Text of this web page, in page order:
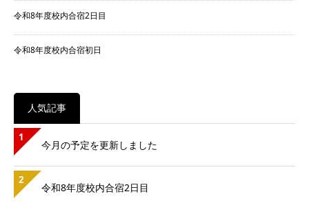
令和8年度校内合宿2日目
令和8年度校内合宿初日
人気記事
1
今月の予定を更新しました
2
令和8年度校内合宿2日目